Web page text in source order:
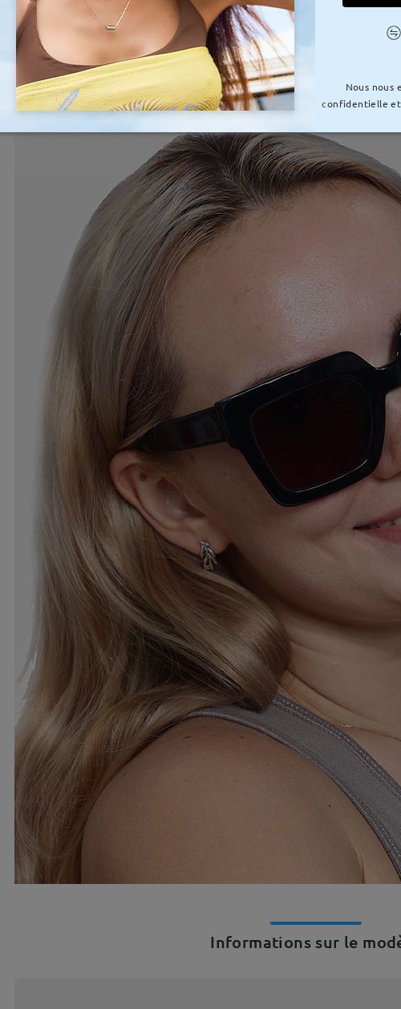
Informations sur le
Nous nous
confidentielle et